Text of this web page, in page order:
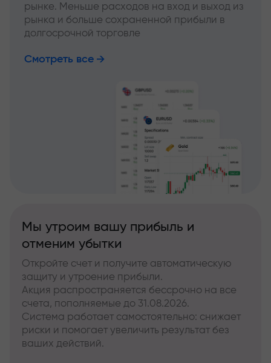
рынке. Меньше расходов на вход и выход из
рынка и больше сохраненной прибыли в
долгосрочной торговле
Смотреть все
Мы утроим вашу прибыль и
отменим убытки
Откройте счет и получите автоматическую
защиту и утроение прибыли.
Акция распространяется бессрочно на все
счета, пополняемые до 31.08.2026.
Система работает самостоятельно: снижает
риски и помогает увеличить результат без
ваших действий.